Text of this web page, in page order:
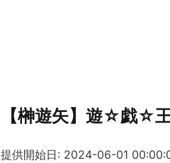
【榊遊矢】遊☆戯☆
提供開始日: 2024-06-01